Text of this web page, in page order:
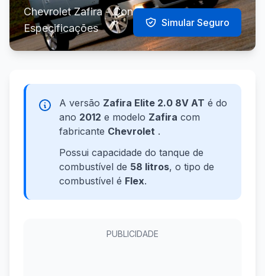
Chevrolet Zafira - Consumo e
Especificações
Simular Seguro
A versão Zafira Elite 2.0 8V AT é do
ano 2012 e modelo Zafira com
fabricante Chevrolet .
Possui capacidade do tanque de
combustível de 58 litros, o tipo de
combustível é Flex.
PUBLICIDADE